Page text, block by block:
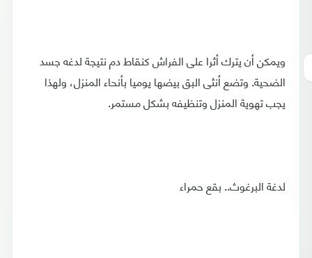
ويمكن أن يترك أثرا على الفراش كنقاط دم نتيجة لدغه جسد
الضحية. وتضع أنثى البق بيضها يوميا بأنحاء المنزل، ولهذا
يجب تهوية المنزل وتنظيفه بشكل مستمر.
لدغة البرغوث.. بقع حمراء